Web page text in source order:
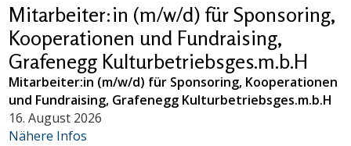
Mitarbeiter:in (m/w/d) für Sponsoring,
Kooperationen und Fundraising,
Grafenegg Kulturbetriebsges.m.b.H
Mitarbeiter:in (m/w/d) für Sponsoring, Kooperationen
und Fundraising, Grafenegg Kulturbetriebsges.m.b.H
16. August 2026
Nähere Infos